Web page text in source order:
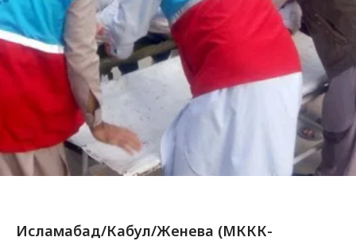
Исламабад/Кабул/Женева (МККК-